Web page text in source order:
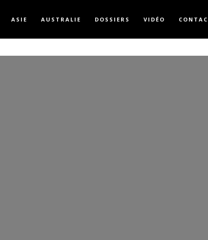
ASIE AUSTRALIE DOSSIERS VIDÉO